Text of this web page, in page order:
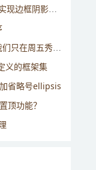
边框阴影效果
，因为其他时间死得快
义的框架集
省略号ellipsis
顶功能？